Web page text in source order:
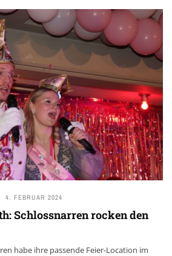
4. FEBRUAR 2024
Schlossnarren rocken den
habe ihre passende Feier-Location im